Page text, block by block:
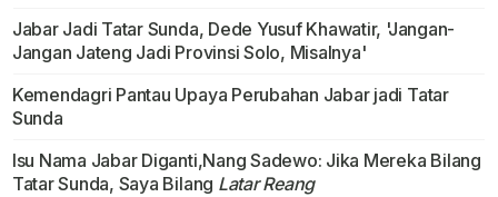
Jabar Jadi Tatar Sunda, Dede Yusuf Khawatir, 'Jangan-
Jangan Jateng Jadi Provinsi Solo, Misalnya'
Kemendagri Pantau Upaya Perubahan Jabar jadi Tatar
Sunda
Isu Nama Jabar Diganti,Nang Sadewo: Jika Mereka Bilang
Tatar Sunda, Saya Bilang Latar Reang